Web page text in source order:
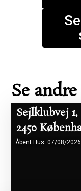
Se
Åbent Hus: 07/08/2026
Sejlklubvej 1,
2450